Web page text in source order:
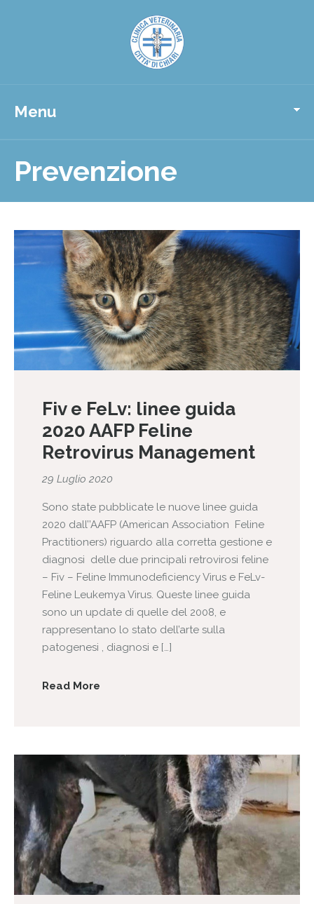
Menu
Prevenzione
Fiv e FeLv: linee guida
2020 AAFP Feline
Retrovirus Management
29 Luglio 2020
Sono state pubblicate le nuove linee guida
2020 dall’’AAFP (American Association Feline
Practitioners) riguardo alla corretta gestione e
diagnosi delle due principali retrovirosi feline
– Fiv – Feline Immunodeficiency Virus e FeLv-
Feline Leukemya Virus. Queste linee guida
sono un update di quelle del 2008, e
rappresentano lo stato dell’arte sulla
patogenesi , diagnosi e […]
Read More